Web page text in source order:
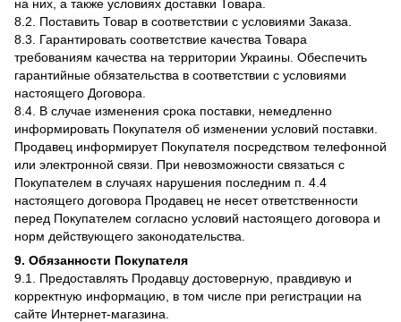
на них, а также условиях доставки Товара.
8.2. Поставить Товар в соответствии с условиями Заказа.
8.3. Гарантировать соответствие качества Товара
требованиям качества на территории Украины. Обеспечить
гарантийные обязательства в соответствии с условиями
настоящего Договора.
8.4. В случае изменения срока поставки, немедленно
информировать Покупателя об изменении условий поставки.
Продавец информирует Покупателя посредством телефонной
или электронной связи. При невозможности связаться с
Покупателем в случаях нарушения последним п. 4.4
настоящего договора Продавец не несет ответственности
перед Покупателем согласно условий настоящего договора и
норм действующего законодательства.
9. Обязанности Покупателя
9.1. Предоставлять Продавцу достоверную, правдивую и
корректную информацию, в том числе при регистрации на
сайте Интернет-магазина.